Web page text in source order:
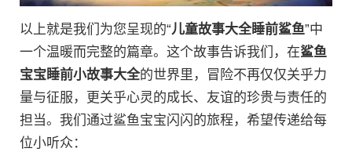
以上就是我们为您呈现的“儿童故事大全睡前鲨鱼”中
一个温暖而完整的篇章。这个故事告诉我们，在鲨鱼
宝宝睡前小故事大全的世界里，冒险不再仅仅关乎力
量与征服，更关乎心灵的成长、友谊的珍贵与责任的
担当。我们通过鲨鱼宝宝闪闪的旅程，希望传递给每
位小听众：